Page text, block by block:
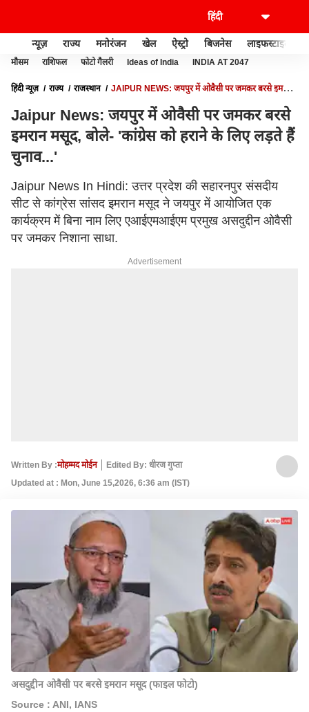
न्यूज़ राज्य मनोरंजन खेल ऐस्ट्रो बिजनेस लाइफस्टाइल
मौसम राशिफल फोटो गैलरी Ideas of India INDIA AT 2047
हिंदी न्यूज़ राज्य राजस्थान
JAIPUR NEWS: जयपुर में ओवैसी पर जमकर बरसे इमरान
Jaipur News: जयपुर में ओवैसी पर जमकर बरसे
इमरान मसूद, बोले- 'कांग्रेस को हराने के लिए लड़ते हैं
चुनाव...'
Jaipur News In Hindi: उत्तर प्रदेश की सहारनपुर संसदीय
सीट से कांग्रेस सांसद इमरान मसूद ने जयपुर में आयोजित एक
कार्यक्रम में बिना नाम लिए एआईएमआईएम प्रमुख असदुद्दीन ओवैसी
पर जमकर निशाना साधा.
Advertisement
Written By :मोहम्मद मोईन
Edited By: धीरज गुप्ता
Updated at : Mon, June 15,2026, 6:36 am (IST)
असदुद्दीन ओवैसी पर बरसे इमरान मसूद (फाइल फोटो)
Source : ANI, IANS